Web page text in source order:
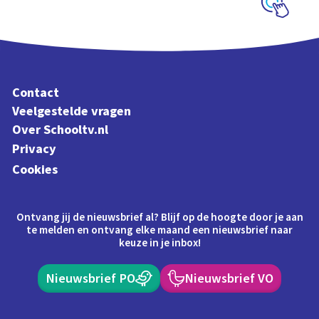
Contact
Veelgestelde vragen
Over Schooltv.nl
Privacy
Cookies
Ontvang jij de nieuwsbrief al? Blijf op de hoogte door je aan
te melden en ontvang elke maand een nieuwsbrief naar
keuze in je inbox!
Nieuwsbrief PO Nieuwsbrief VO